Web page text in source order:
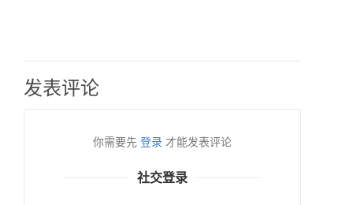
发表评论
你需要先 登录 才能发表评论
社交登录